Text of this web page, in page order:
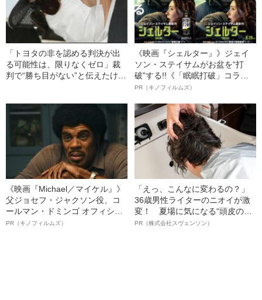
「トヨタの非を認める判決が出
る可能性は、限りなくゼロ」裁
判で“勝ち目がない”と伝えたけれ
《映画『シェルター』》ジェイ
ソン・ステイサムがお盆を“打
破”する!!《「眠眠打破」コラ
ボ》
PR（キノフィルムズ）
《映画『Michael／マイケル』》
父ジョセフ・ジャクソン役、コ
ールマン・ドミンゴ オフィシャ
ルインタビュー“観客を魅了した
PR（キノフィルムズ）
「えっ、こんなに変わるの？」
36歳男性ライターのニオイが激
変！ 夏場に気になる“頭皮のニ
オイ”や“ベタつき”を解消す
PR（株式会社スヴェンソン）